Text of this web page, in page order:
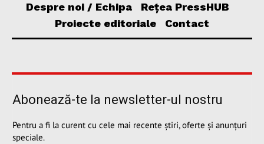
Despre noi / Echipa
Rețea PressHUB
Proiecte editoriale
Contact
Abonează-te la newsletter-ul nostru
Pentru a fi la curent cu cele mai recente știri, oferte și anunțuri
speciale.